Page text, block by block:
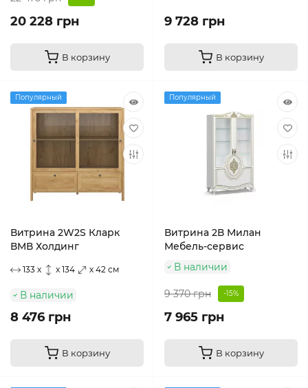
20 228 грн
В корзину
9 728 грн
В корзину
Популярный
Витрина 2W2S Кларк
ВМВ Холдинг
133 x x 134 x 42 см
В наличии
8 476 грн
В корзину
Популярный
Витрина 2В Милан
Мебель-сервис
В наличии
9 370 грн -15%
7 965 грн
В корзину